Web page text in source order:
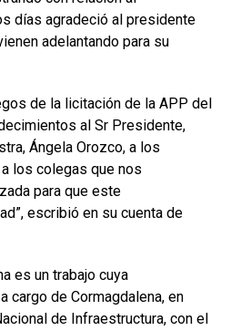
días agradeció al presidente
adelantando para su
de la licitación de la APP del
al Sr Presidente,
Ángela Orozco, a los
los colegas que nos
para que este
escribió en su cuenta de
es un trabajo cuya
cargo de Cormagdalena, en
de Infraestructura, con el